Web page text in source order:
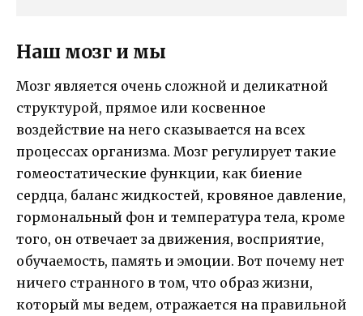
Наш мозг и мы
Мозг является очень сложной и деликатной
структурой, прямое или косвенное
воздействие на него сказывается на всех
процессах организма. Мозг регулирует такие
гомеостатические функции, как биение
сердца, баланс жидкостей, кровяное давление,
гормональный фон и температура тела, кроме
того, он отвечает за движения, восприятие,
обучаемость, память и эмоции. Вот почему нет
ничего странного в том, что образ жизни,
который мы ведем, отражается на правильной